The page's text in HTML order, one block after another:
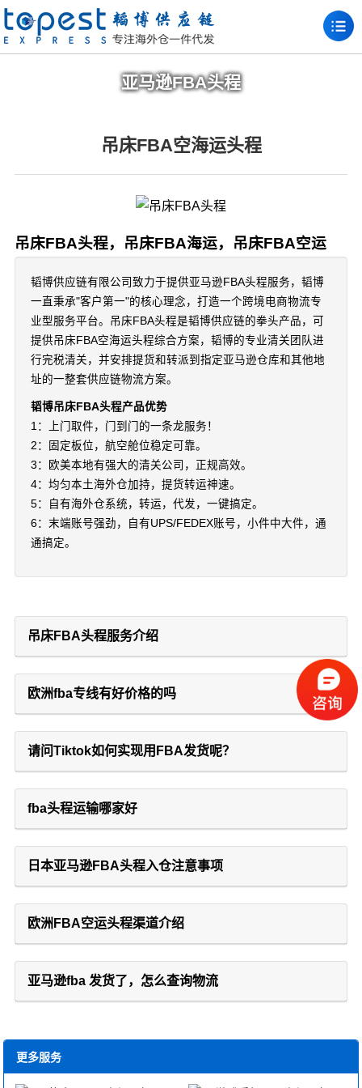
亚马逊FBA头程
吊床FBA空海运头程
吊床FBA头程，吊床FBA海运，吊床FBA空运
韬博供应链有限公司致力于提供亚马逊FBA头程服务，韬博
一直秉承"客户第一"的核心理念，打造一个跨境电商物流专
业型服务平台。吊床FBA头程是韬博供应链的拳头产品，可
提供吊床FBA空海运头程综合方案，韬博的专业清关团队进
行完税清关，并安排提货和转派到指定亚马逊仓库和其他地
址的一整套供应链物流方案。
韬博吊床FBA头程产品优势
1：上门取件，门到门的一条龙服务！
2：固定板位，航空舱位稳定可靠。
3：欧美本地有强大的清关公司，正规高效。
4：均匀本土海外仓加持，提货转运神速。
5：自有海外仓系统，转运，代发，一键搞定。
6：末端账号强劲，自有UPS/FEDEX账号，小件中大件，通
通搞定。
吊床FBA头程服务介绍
欧洲fba专线有好价格的吗
请问Tiktok如何实现用FBA发货呢？
fba头程运输哪家好
日本亚马逊FBA头程入仓注意事项
欧洲FBA空运头程渠道介绍
亚马逊fba 发货了，怎么查询物流
更多服务